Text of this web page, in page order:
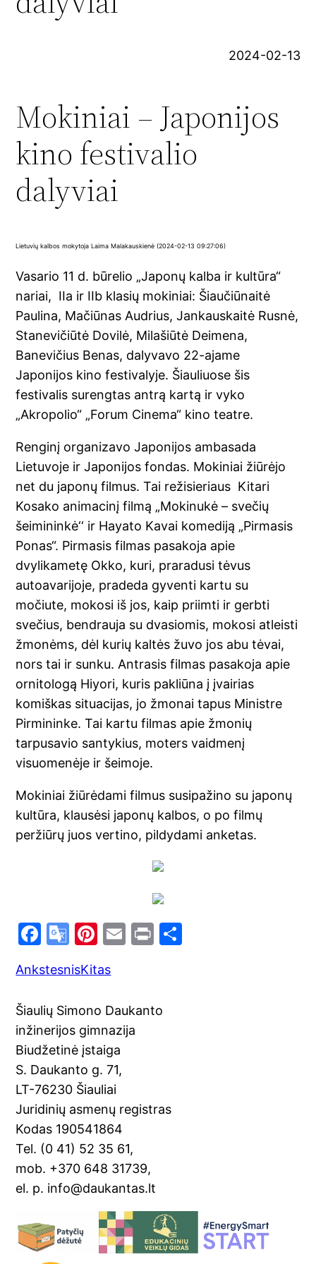
2024-02-13
Mokiniai – Japonijos
kino festivalio
dalyviai
Lietuvių kalbos mokytoja Laima Malakauskienė (2024-02-13 09:27:06)
Vasario 11 d. būrelio „Japonų kalba ir kultūra“
nariai, IIa ir IIb klasių mokiniai: Šiaučiūnaitė
Paulina, Mačiūnas Audrius, Jankauskaitė Rusnė,
Stanevičiūtė Dovilė, Milašiūtė Deimena,
Banevičius Benas, dalyvavo 22-ajame
Japonijos kino festivalyje. Šiauliuose šis
festivalis surengtas antrą kartą ir vyko
„Akropolio“ „Forum Cinema“ kino teatre.
Renginį organizavo Japonijos ambasada
Lietuvoje ir Japonijos fondas. Mokiniai žiūrėjo
net du japonų filmus. Tai režisieriaus Kitari
Kosako animacinį filmą „Mokinukė – svečių
šeimininkė‘‘ ir Hayato Kavai komediją „Pirmasis
Ponas“. Pirmasis filmas pasakoja apie
dvylikametę Okko, kuri, praradusi tėvus
autoavarijoje, pradeda gyventi kartu su
močiute, mokosi iš jos, kaip priimti ir gerbti
svečius, bendrauja su dvasiomis, mokosi atleisti
žmonėms, dėl kurių kaltės žuvo jos abu tėvai,
nors tai ir sunku. Antrasis filmas pasakoja apie
ornitologą Hiyori, kuris pakliūna į įvairias
komiškas situacijas, jo žmonai tapus Ministre
Pirmininke. Tai kartu filmas apie žmonių
tarpusavio santykius, moters vaidmenį
visuomenėje ir šeimoje.
Mokiniai žiūrėdami filmus susipažino su japonų
kultūra, klausėsi japonų kalbos, o po filmų
peržiūrų juos vertino, pildydami anketas.
F
c
e
b
o
o
k
G
o
gl
e
Tr
a
n
sl
at
e
Pi
er
e
st
E
l
Pr
AnkstesnisKitas
Šiaulių Simono Daukanto
inžinerijos gimnazija
Biudžetinė įstaiga
S. Daukanto g. 71,
LT-76230 Šiauliai
Juridinių asmenų registras
Kodas 190541864
Tel. (0 41) 52 35 61,
mob. +370 648 31739,
el. p. info@daukantas.lt